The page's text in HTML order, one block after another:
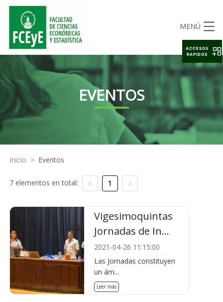
MENÚ
EVENTOS
Inicio > Eventos
7 elementos en total: 1
Vigesimoquintas
Jornadas de In...
2021-04-26 11:15:00
Las Jornadas constituyen
un ám...
Leer más
ACCESOS
RAPIDOS